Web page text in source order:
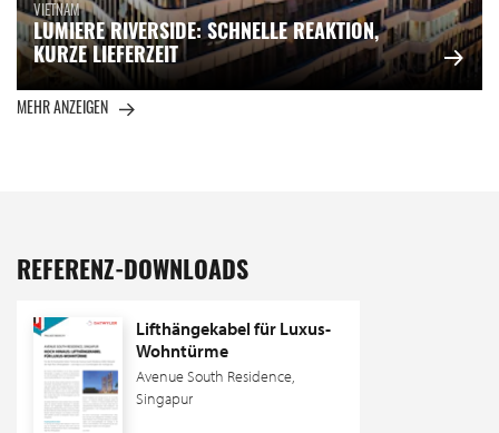
VIETNAM
LUMIERE RIVERSIDE: SCHNELLE REAKTION,
KURZE LIEFERZEIT
MEHR ANZEIGEN
REFERENZ-DOWNLOADS
Lifthängekabel für Luxus-
Wohntürme
Avenue South Residence,
Singapur